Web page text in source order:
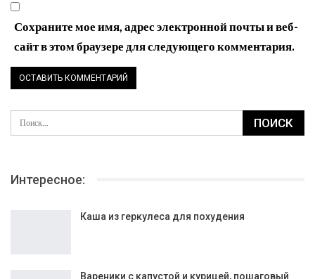
Сохраните мое имя, адрес электронной почты и веб-
сайт в этом браузере для следующего комментария.
Интересное:
Каша из геркулеса для похудения
Вареники с капустой и курицей, пошаговый